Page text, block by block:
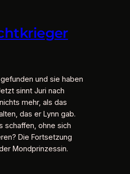
und sie haben
sinnt Juri nach
mehr, als das
das er Lynn gab.
schaffen, ohne sich
Die Fortsetzung
Mondprinzessin.